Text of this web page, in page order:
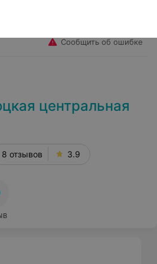
Сообщить об ошибке
центральная
8 отзывов 3.9